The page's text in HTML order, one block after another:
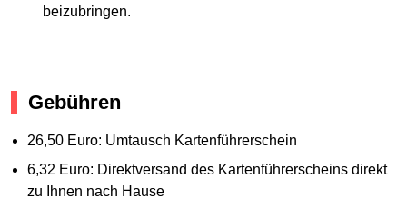
beizubringen.
Gebühren
26,50 Euro: Umtausch Kartenführerschein
6,32 Euro: Direktversand des Kartenführerscheins direkt
zu Ihnen nach Hause